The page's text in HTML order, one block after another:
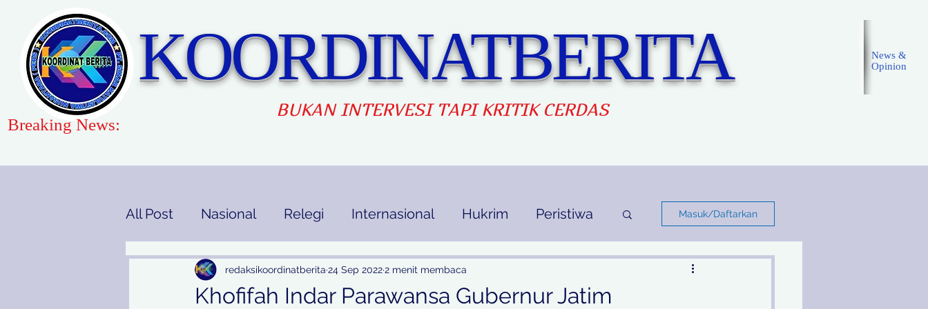
KOORDINATBERITA
BUKAN INTERVESI TAPI KRITIK CERDAS
News &
Opinion
Breaking News:
All Post Nasional Relegi Internasional Hukrim Peristiwa
Gaya Hidup Pendidikan Ekbis Opini
Masuk/Daftarkan
Khofifah Indar Parawansa Gubernur Jatim
redaksikoordinatberita 24 Sep 20222 menit membaca